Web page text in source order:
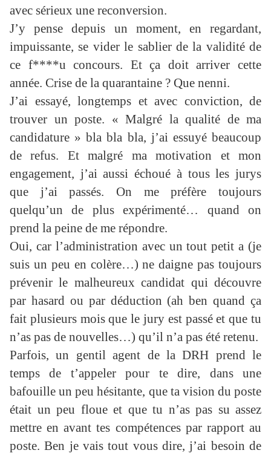
avec sérieux une reconversion.
J’y pense depuis un moment, en regardant,
impuissante, se vider le sablier de la validité de
ce f****u concours. Et ça doit arriver cette
année. Crise de la quarantaine ? Que nenni.
J’ai essayé, longtemps et avec conviction, de
trouver un poste. « Malgré la qualité de ma
candidature » bla bla bla, j’ai essuyé beaucoup
de refus. Et malgré ma motivation et mon
engagement, j’ai aussi échoué à tous les jurys
que j’ai passés. On me préfère toujours
quelqu’un de plus expérimenté… quand on
prend la peine de me répondre.
Oui, car l’administration avec un tout petit a (je
suis un peu en colère…) ne daigne pas toujours
prévenir le malheureux candidat qui découvre
par hasard ou par déduction (ah ben quand ça
fait plusieurs mois que le jury est passé et que tu
n’as pas de nouvelles…) qu’il n’a pas été retenu.
Parfois, un gentil agent de la DRH prend le
temps de t’appeler pour te dire, dans une
bafouille un peu hésitante, que ta vision du poste
était un peu floue et que tu n’as pas su assez
mettre en avant tes compétences par rapport au
poste. Ben je vais tout vous dire, j’ai besoin de